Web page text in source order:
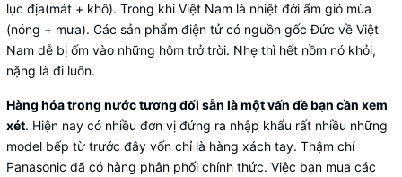
lục địa(mát + khô). Trong khi Việt Nam là nhiệt đới ẩm gió mùa
(nóng + mưa). Các sản phẩm điện tử có nguồn gốc Đức về Việt
Nam dễ bị ốm vào những hôm trở trời. Nhẹ thì hết nồm nó khỏi,
nặng là đi luôn.
Hàng hóa trong nước tương đối sẵn là một vấn đề bạn cần xem
xét. Hiện nay có nhiều đơn vị đứng ra nhập khẩu rất nhiều những
model bếp từ trước đây vốn chỉ là hàng xách tay. Thậm chí
Panasonic đã có hàng phân phối chính thức. Việc bạn mua các